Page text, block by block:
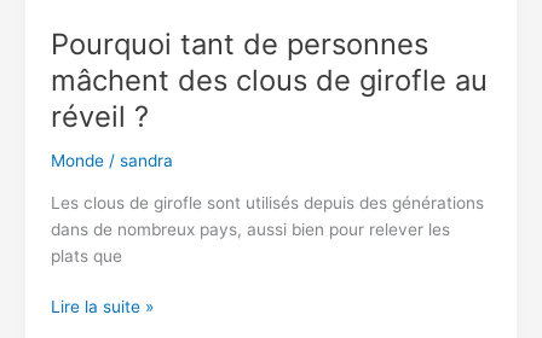
Pourquoi tant de personnes
mâchent des clous de girofle au
réveil ?
Monde/ sandra
Les clous de girofle sont utilisés depuis des générations
dans de nombreux pays, aussi bien pour relever les
plats que
Pourquoi
Lire la suite »